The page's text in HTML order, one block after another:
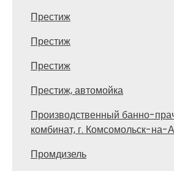
Престиж
Престиж
Престиж
Престиж, автомойка
Производственный банно-
комбинат, г. Комсомольск-на-
Промдизель